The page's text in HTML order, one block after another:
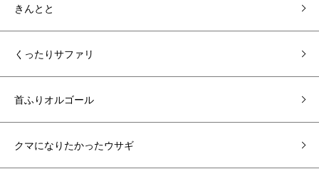
きんとと
くったりサファリ
首ふりオルゴール
クマになりたかったウサギ